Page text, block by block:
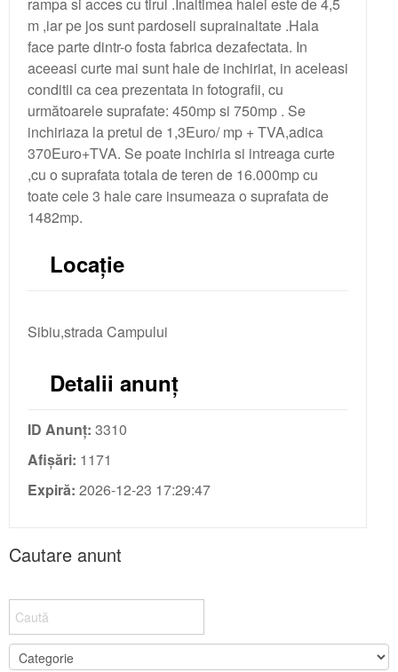
rampa si acces cu tirul .Inaltimea halei este de 4,5
m ,iar pe jos sunt pardoseli suprainaltate .Hala
face parte dintr-o fosta fabrica dezafectata. In
aceeasi curte mai sunt hale de inchiriat, in aceleasi
conditii ca cea prezentata in fotografii, cu
următoarele suprafate: 450mp si 750mp . Se
inchiriaza la pretul de 1,3Euro/ mp + TVA,adica
370Euro+TVA. Se poate inchiria si intreaga curte
,cu o suprafata totala de teren de 16.000mp cu
toate cele 3 hale care insumeaza o suprafata de
1482mp.
Locație
Sibiu,strada Campului
Detalii anunț
ID Anunț: 3310
Afișări: 1171
Expiră: 2026-12-23 17:29:47
Cautare anunt